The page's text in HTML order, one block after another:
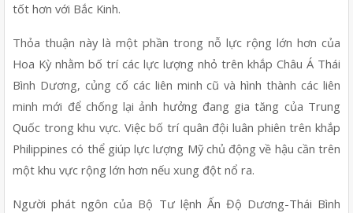
tốt hơn với Bắc Kinh.
Thỏa thuận này là một phần trong nỗ lực rộng lớn hơn của
Hoa Kỳ nhằm bố trí các lực lượng nhỏ trên khắp Châu Á Thái
Bình Dương, củng cố các liên minh cũ và hình thành các liên
minh mới để chống lại ảnh hưởng đang gia tăng của Trung
Quốc trong khu vực. Việc bố trí quân đội luân phiên trên khắp
Philippines có thể giúp lực lượng Mỹ chủ động về hậu cần trên
một khu vực rộng lớn hơn nếu xung đột nổ ra.
Người phát ngôn của Bộ Tư lệnh Ấn Độ Dương-Thái Bình